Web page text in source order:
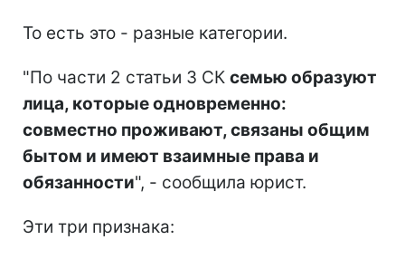
То есть это - разные категории.
"По части 2 статьи 3 СК семью образуют
лица, которые одновременно:
совместно проживают, связаны общим
бытом и имеют взаимные права и
обязанности", - сообщила юрист.
Эти три признака: